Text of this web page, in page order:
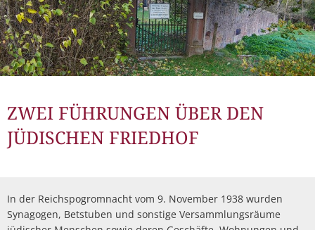
ZWEI FÜHRUNGEN ÜBER DEN
JÜDISCHEN FRIEDHOF
In der Reichspogromnacht vom 9. November 1938 wurden
Synagogen, Betstuben und sonstige Versammlungsräume